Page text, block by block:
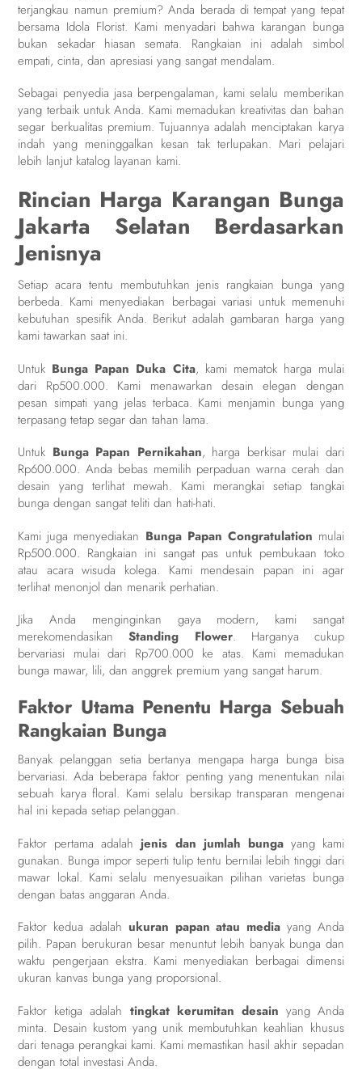
terjangkau namun premium? Anda berada di tempat yang tepat
bersama Idola Florist. Kami menyadari bahwa karangan bunga
bukan sekadar hiasan semata. Rangkaian ini adalah simbol
empati, cinta, dan apresiasi yang sangat mendalam.
Sebagai penyedia jasa berpengalaman, kami selalu memberikan
yang terbaik untuk Anda. Kami memadukan kreativitas dan bahan
segar berkualitas premium. Tujuannya adalah menciptakan karya
indah yang meninggalkan kesan tak terlupakan. Mari pelajari
lebih lanjut katalog layanan kami.
Rincian Harga Karangan Bunga
Jakarta Selatan Berdasarkan
Jenisnya
Setiap acara tentu membutuhkan jenis rangkaian bunga yang
berbeda. Kami menyediakan berbagai variasi untuk memenuhi
kebutuhan spesifik Anda. Berikut adalah gambaran harga yang
kami tawarkan saat ini.
Untuk Bunga Papan Duka Cita, kami mematok harga mulai
dari Rp500.000. Kami menawarkan desain elegan dengan
pesan simpati yang jelas terbaca. Kami menjamin bunga yang
terpasang tetap segar dan tahan lama.
Untuk Bunga Papan Pernikahan, harga berkisar mulai dari
Rp600.000. Anda bebas memilih perpaduan warna cerah dan
desain yang terlihat mewah. Kami merangkai setiap tangkai
bunga dengan sangat teliti dan hati-hati.
Kami juga menyediakan Bunga Papan Congratulation mulai
Rp500.000. Rangkaian ini sangat pas untuk pembukaan toko
atau acara wisuda kolega. Kami mendesain papan ini agar
terlihat menonjol dan menarik perhatian.
Jika Anda menginginkan gaya modern, kami sangat
merekomendasikanStanding Flower. Harganya cukup
bervariasi mulai dari Rp700.000 ke atas. Kami memadukan
bunga mawar, lili, dan anggrek premium yang sangat harum.
Faktor Utama Penentu Harga Sebuah
Rangkaian Bunga
Banyak pelanggan setia bertanya mengapa harga bunga bisa
bervariasi. Ada beberapa faktor penting yang menentukan nilai
sebuah karya floral. Kami selalu bersikap transparan mengenai
hal ini kepada setiap pelanggan.
Faktor pertama adalahjenis dan jumlah bungayang kami
gunakan. Bunga impor seperti tulip tentu bernilai lebih tinggi dari
mawar lokal. Kami selalu menyesuaikan pilihan varietas bunga
dengan batas anggaran Anda.
Faktor kedua adalah ukuran papan atau media yang Anda
pilih. Papan berukuran besar menuntut lebih banyak bunga dan
waktu pengerjaan ekstra. Kami menyediakan berbagai dimensi
ukuran kanvas bunga yang proporsional.
Faktor ketiga adalah tingkat kerumitan desain yang Anda
minta. Desain kustom yang unik membutuhkan keahlian khusus
dari tenaga perangkai kami. Kami memastikan hasil akhir sepadan
dengan total investasi Anda.